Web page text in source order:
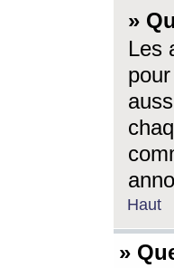
»
Les
Haut
»